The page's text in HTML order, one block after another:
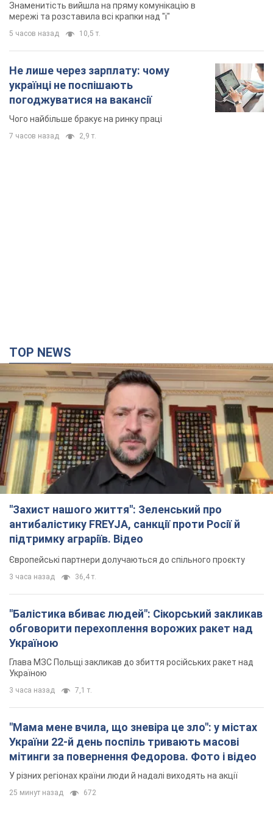
Знаменитість вийшла на пряму комунікацію в
мережі та розставила всі крапки над "і"
5 часов назад 10,5 т.
Не лише через зарплату: чому
українці не поспішають
погоджуватися на вакансії
Чого найбільше бракує на ринку праці
7 часов назад 2,9 т.
TOP NEWS
"Захист нашого життя": Зеленський про
антибалістику FREYJA, санкції проти Росії й
підтримку аграріїв. Відео
Європейські партнери долучаються до спільного проєкту
3 часа назад 36,4 т.
"Балістика вбиває людей": Сікорський закликав
обговорити перехоплення ворожих ракет над
Україною
Глава МЗС Польщі закликав до збиття російських ракет над
Україною
3 часа назад 7,1 т.
"Мама мене вчила, що зневіра це зло": у містах
України 22-й день поспіль тривають масові
мітинги за повернення Федорова. Фото і відео
У різних регіонах країни люди й надалі виходять на акції
25 минут назад 672